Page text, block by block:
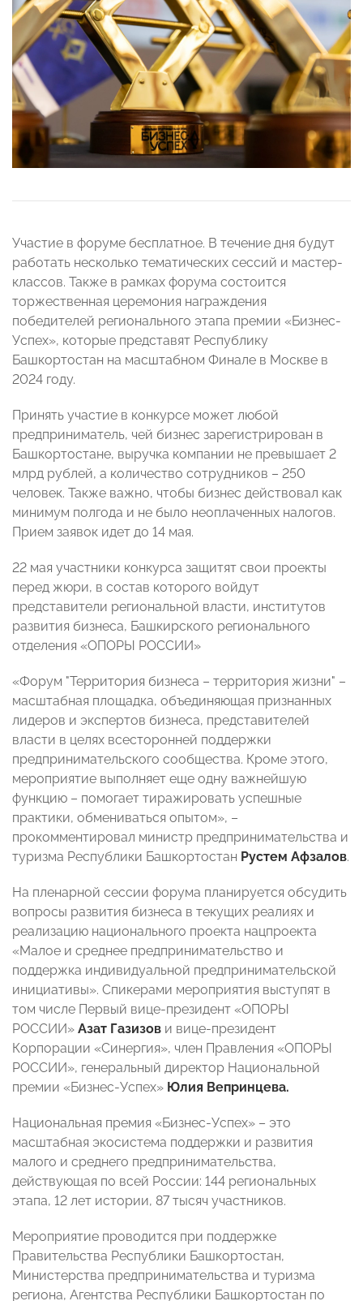
Участие в форуме бесплатное. В течение дня будут
работать несколько тематических сессий и мастер-
классов. Также в рамках форума состоится
торжественная церемония награждения
победителей регионального этапа премии «Бизнес-
Успех», которые представят Республику
Башкортостан на масштабном Финале в Москве в
2024 году.
Принять участие в конкурсе может любой
предприниматель, чей бизнес зарегистрирован в
Башкортостане, выручка компании не превышает 2
млрд рублей, а количество сотрудников – 250
человек. Также важно, чтобы бизнес действовал как
минимум полгода и не было неоплаченных налогов.
Прием заявок идет до 14 мая.
22 мая участники конкурса защитят свои проекты
перед жюри, в состав которого войдут
представители региональной власти, институтов
развития бизнеса, Башкирского регионального
отделения «ОПОРЫ РОССИИ»
«Форум "Территория бизнеса – территория жизни" –
масштабная площадка, объединяющая признанных
лидеров и экспертов бизнеса, представителей
власти в целях всесторонней поддержки
предпринимательского сообщества. Кроме этого,
мероприятие выполняет еще одну важнейшую
функцию – помогает тиражировать успешные
практики, обмениваться опытом», –
прокомментировал министр предпринимательства и
туризма Республики Башкортостан Рустем Афзалов.
На пленарной сессии форума планируется обсудить
вопросы развития бизнеса в текущих реалиях и
реализацию национального проекта нацпроекта
«Малое и среднее предпринимательство и
поддержка индивидуальной предпринимательской
инициативы». Спикерами мероприятия выступят в
том числе Первый вице-президент «ОПОРЫ
РОССИИ» Азат Газизов и вице-президент
Корпорации «Синергия», член Правления «ОПОРЫ
РОССИИ», генеральный директор Национальной
премии «Бизнес-Успех» Юлия Вепринцева.
Национальная премия «Бизнес-Успех» – это
масштабная экосистема поддержки и развития
малого и среднего предпринимательства,
действующая по всей России: 144 региональных
этапа, 12 лет истории, 87 тысяч участников.
Мероприятие проводится при поддержке
Правительства Республики Башкортостан,
Министерства предпринимательства и туризма
региона, Агентства Республики Башкортостан по